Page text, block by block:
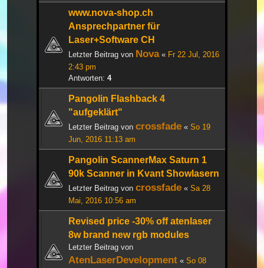
www.nova-shop.ch
Ansprechpartner für
Laser+Software CH
Letzter Beitrag von Nova« Fr 22 Jul, 2016
2:43 pm
Antworten: 4
Pangolin Flashback 4
"aufgeklärt"
Letzter Beitrag von crossfade « So 19
Jun, 2016 11:13 am
Pangolin ScannerMax Saturn 1
90k Scanner in Kvant Showlasern
Letzter Beitrag von crossfade « Sa 28
Mai, 2016 10:56 am
Revised price -30% off atenlaser
8w brand new rgb modules
Letzter Beitrag von
AtenLaserDevelopment « So 08